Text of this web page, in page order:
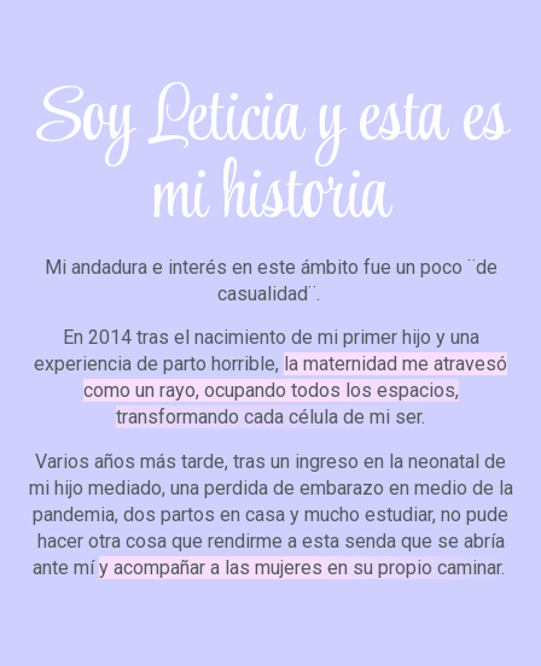
Soy Leticia y esta es
mi historia
Mi andadura e interés en este ámbito fue un poco ¨de
casualidad¨.
En 2014 tras el nacimiento de mi primer hijo y una
experiencia de parto horrible, la maternidad me atravesó
como un rayo, ocupando todos los espacios,
transformando cada célula de mi ser.
Varios años más tarde, tras un ingreso en la neonatal de
mi hijo mediado, una perdida de embarazo en medio de la
pandemia, dos partos en casa y mucho estudiar, no pude
hacer otra cosa que rendirme a esta senda que se abría
ante míy acompañar a las mujeres en su propio caminar.